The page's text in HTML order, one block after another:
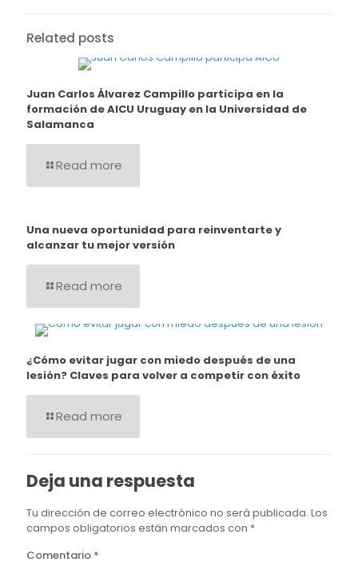
Related posts
Juan Carlos Álvarez Campillo participa en la
formación de AICU Uruguay en la Universidad de
Salamanca
Read more
Una nueva oportunidad para reinventarte y
alcanzar tu mejor versión
Read more
¿Cómo evitar jugar con miedo después de una
lesión? Claves para volver a competir con éxito
Read more
Deja una respuesta
Tu dirección de correo electrónico no será publicada. Los
campos obligatorios están marcados con *
Comentario *